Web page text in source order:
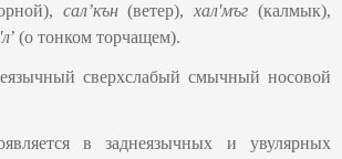
сал’кън(ветер),хал'мъг(калмык),
’ (о тонком торчащем).
сверхслабый смычный носовой
в заднеязычных и увулярных